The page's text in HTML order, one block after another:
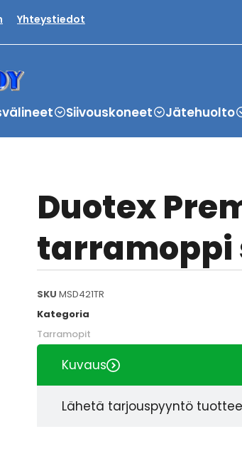
Yhteystiedot
Siivouskoneet Jätehuolto
Duotex
tarramoppi
SKU MSD421TR
Kategoria
Tarramopit
Kuvaus
Lähetä tarjouspyyntö